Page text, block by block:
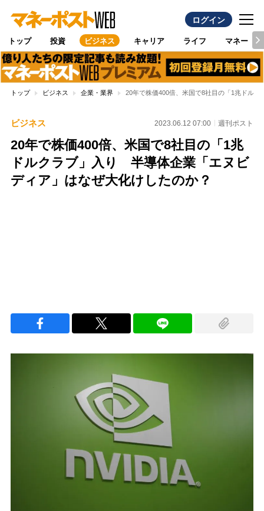
ログイン
トップ 投資 ビジネス キャリア ライフ マネー
トップ ビジネス 企業・業界 20年で株価400倍、米国で8社目の「1兆ドル
ビジネス 2023.06.12 07:00 週刊ポスト
20年で株価400倍、米国で8社目の「1兆
ドルクラブ」入り 半導体企業「エヌビ
ディア」はなぜ大化けしたのか？